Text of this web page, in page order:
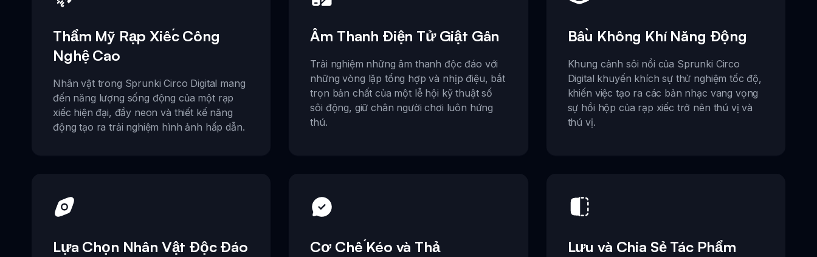
Thẩm Mỹ Rạp Xiếc Công
Nghệ Cao
Nhân vật trong Sprunki Circo Digital mang
đến năng lượng sống động của một rạp
xiếc hiện đại, đầy neon và thiết kế năng
động tạo ra trải nghiệm hình ảnh hấp dẫn.
Âm Thanh Điện Tử Giật Gân
Trải nghiệm những âm thanh độc đáo với
những vòng lặp tổng hợp và nhịp điệu, bắt
trọn bản chất của một lễ hội kỹ thuật số
sôi động, giữ chân người chơi luôn hứng
thú.
Bầu Không Khí Năng Động
Khung cảnh sôi nổi của Sprunki Circo
Digital khuyến khích sự thử nghiệm tốc độ,
khiến việc tạo ra các bản nhạc vang vọng
sự hồi hộp của rạp xiếc trở nên thú vị và
thú vị.
Lựa Chọn Nhân Vật Độc Đáo Cơ Chế Kéo và Thả
Lưu và Chia Sẻ Tác Phẩm